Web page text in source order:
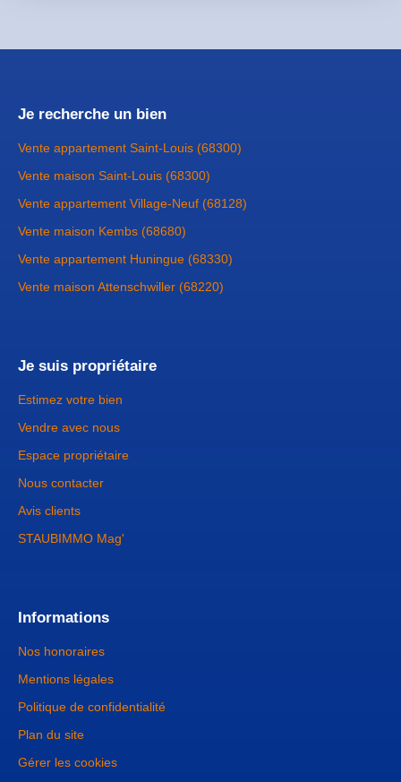
Je recherche un bien
Vente appartement Saint-Louis (68300)
Vente maison Saint-Louis (68300)
Vente appartement Village-Neuf (68128)
Vente maison Kembs (68680)
Vente appartement Huningue (68330)
Vente maison Attenschwiller (68220)
Je suis propriétaire
Estimez votre bien
Vendre avec nous
Espace propriétaire
Nous contacter
Avis clients
STAUBIMMO Mag'
Informations
Nos honoraires
Mentions légales
Politique de confidentialité
Plan du site
Gérer les cookies